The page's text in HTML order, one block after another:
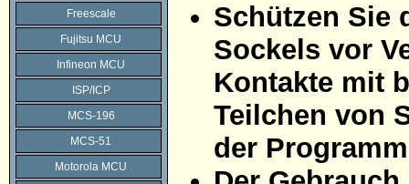
Freescale
Fujitsu MCU
Infineon MCU
ISP/ICP
MCS-196
MCS-51
Motorola MCU
Schützen Sie
Sockels vor
Kontakte mit
Teilchen von
der